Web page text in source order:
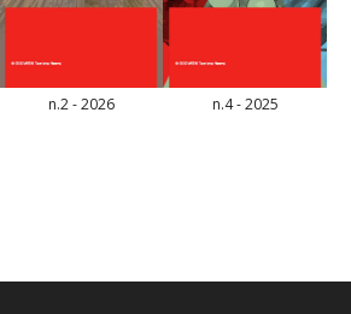
n.2 - 2026 n.4 - 2025